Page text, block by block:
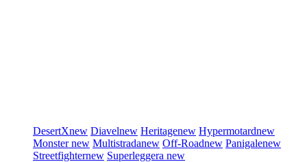
DesertXnew Diavelnew Heritagenew Hypermotardnew
Monsternew Multistradanew Off-Roadnew Panigalenew
Streetfighternew Superleggera new